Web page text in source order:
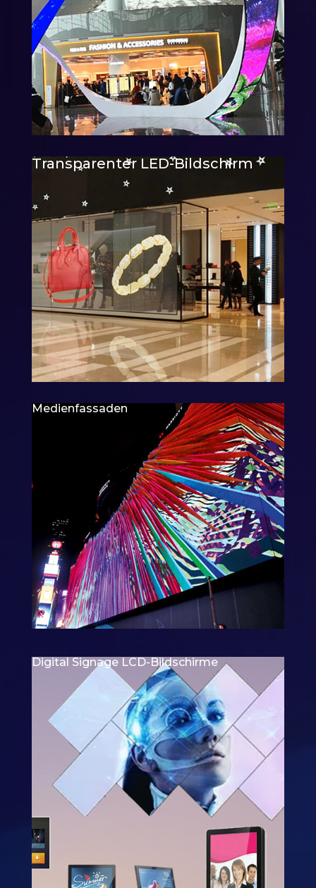
Transparenter LED-Bildschirm
Medienfassaden
Digital Signage LCD-Bildschirme